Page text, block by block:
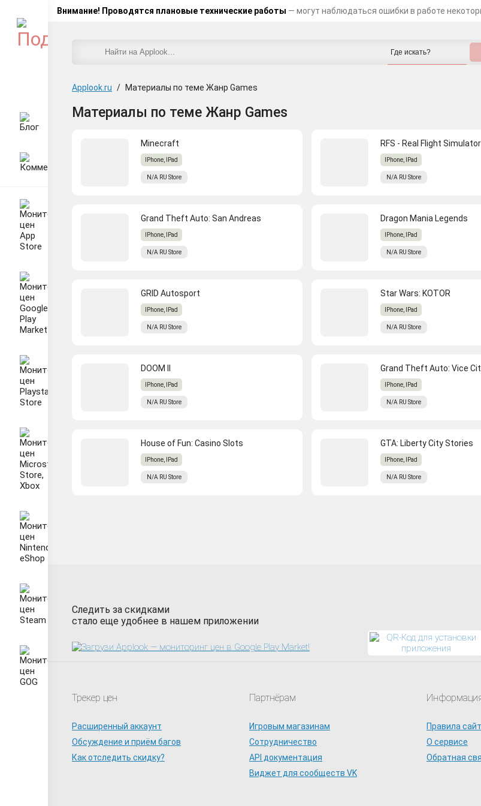
Внимание! Проводятся плановые технические работы — могут наблюдаться ошибки в работе
Applook.ru / Материалы по теме Жанр Games
Материалы по теме Жанр Games
Minecraft
IPhone, IPad
N/A RU Store
RFS - Real Flight Simulator
IPhone, IPad
N/A RU Store
Grand Theft Auto: San Andreas
IPhone, IPad
N/A RU Store
Dragon Mania Legends
IPhone, IPad
N/A RU Store
GRID Autosport
IPhone, IPad
N/A RU Store
Star Wars: KOTOR
IPhone, IPad
N/A RU Store
DOOM II
IPhone, IPad
N/A RU Store
Grand Theft Auto: Vice
IPhone, IPad
N/A RU Store
House of Fun: Casino Slots
IPhone, IPad
N/A RU Store
GTA: Liberty City Stories
IPhone, IPad
N/A RU Store
Следить за скидками
стало еще удобнее в нашем приложении
Трекер цен
Расширенный аккаунт
Обсуждение и приём багов
Как отследить скидку?
Партнёрам
Игровым магазинам
Сотрудничество
API документация
Виджет для сообществ VK
Правила
О сервисе
Обратная